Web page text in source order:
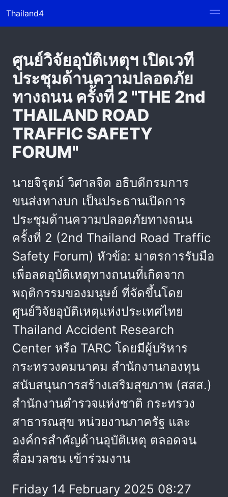
Thailand4
ศูนย์วิจัยอุบัติเหตุฯ เปิดเวที
ประชุมด้านความปลอดภัย
ทางถนน ครั้งที่ 2 "THE 2nd
THAILAND ROAD
TRAFFIC SAFETY
FORUM"
นายจิรุตม์ วิศาลจิต อธิบดีกรมการ
ขนส่งทางบก เป็นประธานเปิดการ
ประชุมด้านความปลอดภัยทางถนน
ครั้งที่ 2 (2nd Thailand Road Traffic
Safety Forum) หัวข้อ: มาตรการรับมือ
เพื่อลดอุบัติเหตุทางถนนที่เกิดจาก
พฤติกรรมของมนุษย์ ที่จัดขึ้นโดย
ศูนย์วิจัยอุบัติเหตุแห่งประเทศไทย
Thailand Accident Research
Center หรือ TARC โดยมีผู้บริหาร
กระทรวงคมนาคม สำนักงานกองทุน
สนับสนุนการสร้างเสริมสุขภาพ (สสส.)
สำนักงานตำรวจแห่งชาติ กระทรวง
สาธารณสุข หน่วยงานภาครัฐ และ
องค์กรสำคัญด้านอุบัติเหตุ ตลอดจน
สื่อมวลชน เข้าร่วมงาน
Friday 14 February 2025 08:27